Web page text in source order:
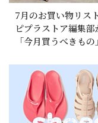
7月のお買い物リス
ピプラストア編集
「今月買うべきもの」